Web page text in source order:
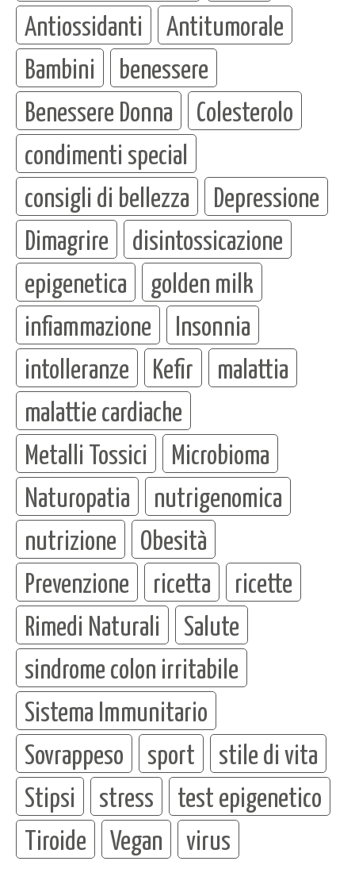
Antiossidanti
Antitumorale
Bambini
benessere
Benessere Donna
Colesterolo
condimenti special
consigli di bellezza
Depressione
Dimagrire
disintossicazione
epigenetica
golden milk
infiammazione
Insonnia
intolleranze
Kefir
malattia
malattie cardiache
Metalli Tossici
Microbioma
Naturopatia
nutrigenomica
nutrizione
Obesità
Prevenzione
ricetta
ricette
Rimedi Naturali
Salute
sindrome colon irritabile
Sistema Immunitario
Sovrappeso
sport
stile di vita
Stipsi
stress
test epigenetico
Tiroide
Vegan virus